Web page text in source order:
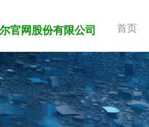
首页
官网股份有限公司